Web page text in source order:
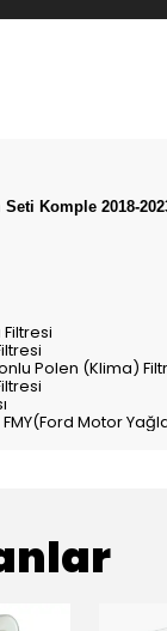
Komple 2018-
Polen (Klima)
Motor